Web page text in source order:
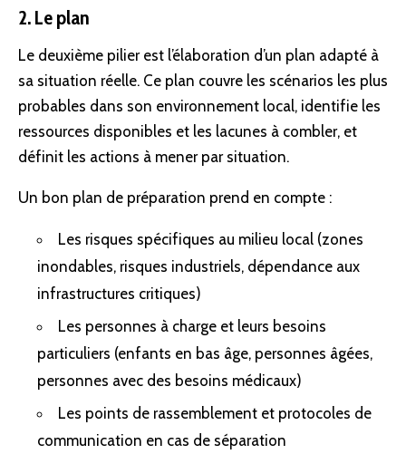
2. Le plan
Le deuxième pilier est l’élaboration d’un plan adapté à
sa situation réelle. Ce plan couvre les scénarios les plus
probables dans son environnement local, identifie les
ressources disponibles et les lacunes à combler, et
définit les actions à mener par situation.
Un bon plan de préparation prend en compte :
Les risques spécifiques au milieu local (zones
inondables, risques industriels, dépendance aux
infrastructures critiques)
Les personnes à charge et leurs besoins
particuliers (enfants en bas âge, personnes âgées,
personnes avec des besoins médicaux)
Les points de rassemblement et protocoles de
communication en cas de séparation